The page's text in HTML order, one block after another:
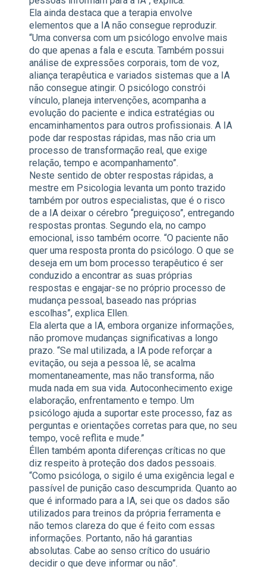
Ela ainda destaca que a terapia envolve
elementos que a IA não consegue reproduzir.
“Uma conversa com um psicólogo envolve mais
do que apenas a fala e escuta. Também possui
análise de expressões corporais, tom de voz,
aliança terapêutica e variados sistemas que a IA
não consegue atingir. O psicólogo constrói
vínculo, planeja intervenções, acompanha a
evolução do paciente e indica estratégias ou
encaminhamentos para outros profissionais. A IA
pode dar respostas rápidas, mas não cria um
processo de transformação real, que exige
relação, tempo e acompanhamento”.
Neste sentido de obter respostas rápidas, a
mestre em Psicologia levanta um ponto trazido
também por outros especialistas, que é o risco
de a IA deixar o cérebro “preguiçoso”, entregando
respostas prontas. Segundo ela, no campo
emocional, isso também ocorre. “O paciente não
quer uma resposta pronta do psicólogo. O que se
deseja em um bom processo terapêutico é ser
conduzido a encontrar as suas próprias
respostas e engajar-se no próprio processo de
mudança pessoal, baseado nas próprias
escolhas”, explica Ellen.
Ela alerta que a IA, embora organize informações,
não promove mudanças significativas a longo
prazo. “Se mal utilizada, a IA pode reforçar a
evitação, ou seja a pessoa lê, se acalma
momentaneamente, mas não transforma, não
muda nada em sua vida. Autoconhecimento exige
elaboração, enfrentamento e tempo. Um
psicólogo ajuda a suportar este processo, faz as
perguntas e orientações corretas para que, no seu
tempo, você reflita e mude.”
Éllen também aponta diferenças críticas no que
diz respeito à proteção dos dados pessoais.
“Como psicóloga, o sigilo é uma exigência legal e
passível de punição caso descumprida. Quanto ao
que é informado para a IA, sei que os dados são
utilizados para treinos da própria ferramenta e
não temos clareza do que é feito com essas
informações. Portanto, não há garantias
absolutas. Cabe ao senso crítico do usuário
decidir o que deve informar ou não”.